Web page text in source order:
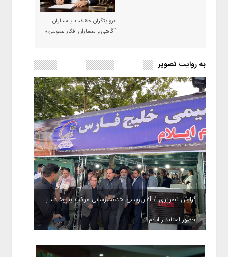
«روایتگران حقیقت، پاسداران
آگاهی و معماران افکار عمومی،»
به روایت تصویر
گزارش تصویری / آغاز رسمی خدمت‌رسانی موکب پتروخادم با
حضور استاندار ایلام